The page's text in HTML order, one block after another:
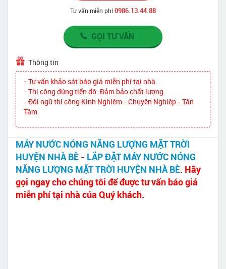
Tư vấn miễn phí0986.13.44.88
GỌI TƯ VẤN
Thông tin
- Tư vấn khảo sát báo giá miễn phí tại nhà.
- Thi công đúng tiến độ. Đảm bảo chất lượng.
- Đội ngũ thi công Kinh Nghiệm - Chuyên Nghiệp - Tận
Tâm.
MÁY NƯỚC NÓNG NĂNG LƯỢNG MẶT TRỜI
HUYỆN NHÀ BÈ - LẮP ĐẶT MÁY NƯỚC NÓNG
NĂNG LƯỢNG MẶT TRỜI HUYỆN NHÀ BÈ. Hãy
gọi ngay cho chúng tôi để được tư vấn báo giá
miễn phí tại nhà của Quý khách.